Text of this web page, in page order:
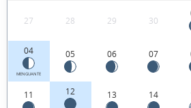
Chile.
27 28 29 30
04
MENGUANTE
05 06 07
11 12 13 14